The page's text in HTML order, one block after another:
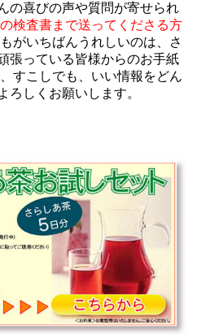
の喜びの声や質問が寄せられ
検査書まで送ってくださる方
がいちばんうれしいのは、さ
張っている皆様からのお手紙
すこしでも、いい情報をどん
ろしくお願いします。